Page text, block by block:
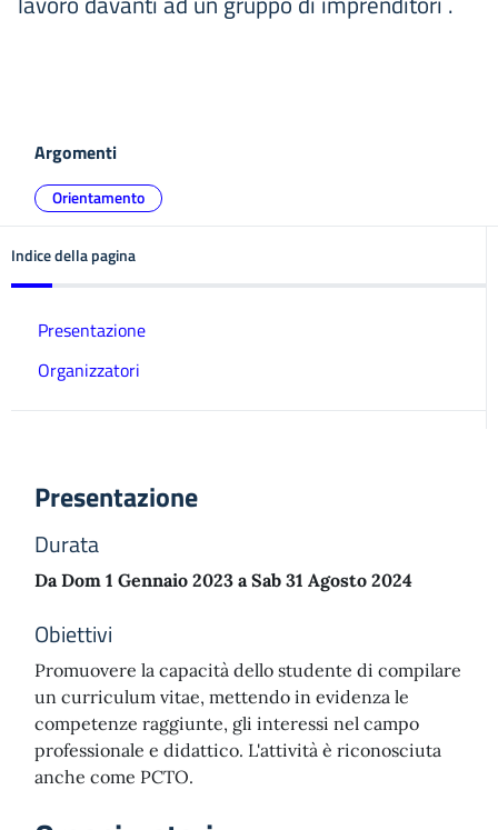
Argomenti
Orientamento
Indice della pagina
Presentazione
Organizzatori
Presentazione
Durata
Da Dom 1 Gennaio 2023 a Sab 31 Agosto 2024
Obiettivi
Promuovere la capacità dello studente di compilare
un curriculum vitae, mettendo in evidenza le
competenze raggiunte, gli interessi nel campo
professionale e didattico. L'attività è riconosciuta
anche come PCTO.